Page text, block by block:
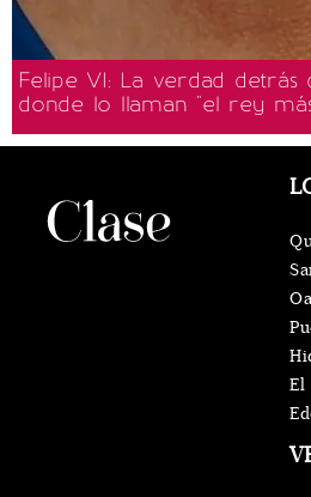
Felipe VI: La verdad detrás
donde lo llaman "el rey
El